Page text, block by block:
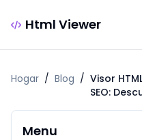
Html Viewer
Hogar / Blog / Visor
SEO:
Menu